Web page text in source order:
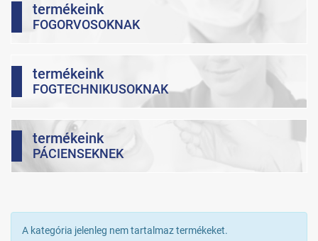
termékeink
FOGORVOSOKNAK
termékeink
FOGTECHNIKUSOKNAK
termékeink
PÁCIENSEKNEK
A kategória jelenleg nem tartalmaz termékeket.